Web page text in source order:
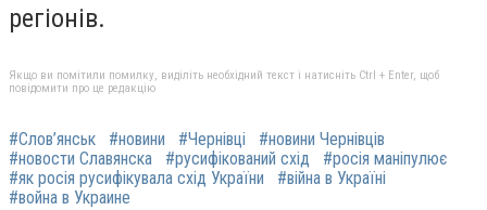
регіонів.
Якщо ви помітили помилку, виділіть необхідний текст і натисніть Ctrl + Enter, щоб
повідомити про це редакцію
#Слов’янськ #новини #Чернівці
#новини Чернівців
#новости Славянска
#русифікований схід
#росія маніпулює
#як росія русифікувала схід України
#війна в Україні
#война в Украине